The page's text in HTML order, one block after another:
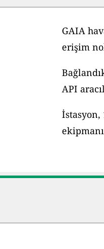
GAIA
erişim
API
İstasyon,